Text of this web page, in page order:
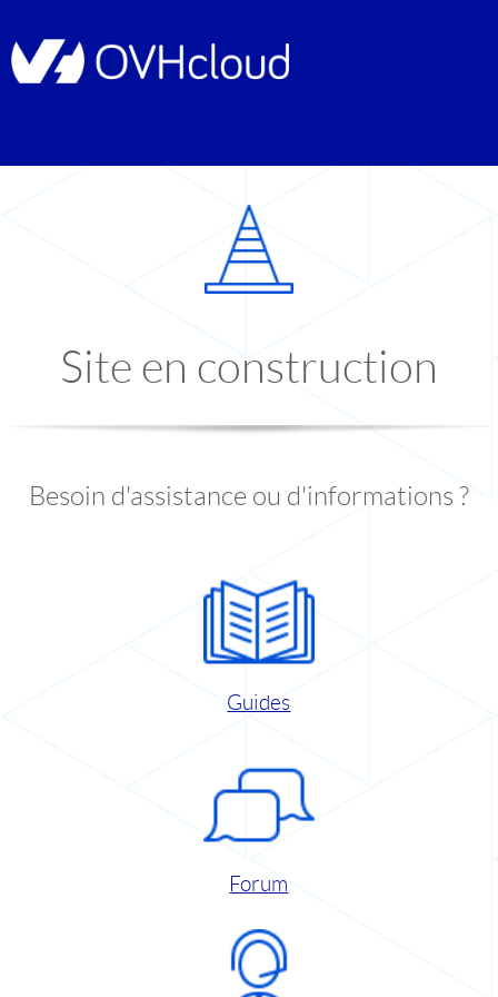
Site en construction
Besoin d'assistance ou d'informations ?
Guides
Forum